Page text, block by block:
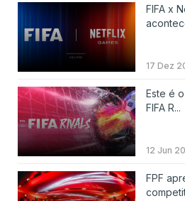
FIFA x
17 Dez
Este é
FIFA R...
12 Jun
FPF